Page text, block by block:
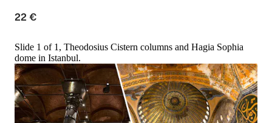
22 €
Slide 1 of 1, Theodosius Cistern columns and Hagia Sophia
dome in Istanbul.